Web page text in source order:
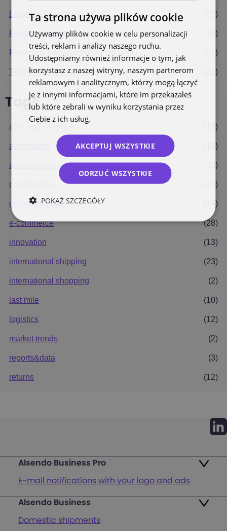
Logistics & last mile (27)
Reports & insights (6)
Returns & post-purchase experience (11)
Technology & innovation (21)
Tags
after-sales service (13)
automation (12)
automatyzacja (3)
cross border (26)
customer experience (14)
e-commerce (28)
innovation (13)
international shipping (23)
international shopping (2)
last mile (10)
logistics (12)
market trends (2)
reports&data (3)
returns (12)
Alsendo Business Pro
E-mail notifications with your logo and ads
Ads on the order tracking page
Map of PUDO points
Alsendo Business
Domestic shipments
Ta strona używa plików cookie
Używamy plików cookie w celu personalizacji
treści, reklam i analizy naszego ruchu.
Udostępniamy również informacje o tym, jak
korzystasz z naszej witryny, naszym partnerom
reklamowym i analitycznym, którzy mogą łączyć
je z innymi informacjami, które im przekazałeś
lub które zebrali w wyniku korzystania przez
Ciebie z ich usług.
AKCEPTUJ WSZYSTKIE
ODRZUĆ WSZYSTKIE
POKAŻ SZCZEGÓŁY